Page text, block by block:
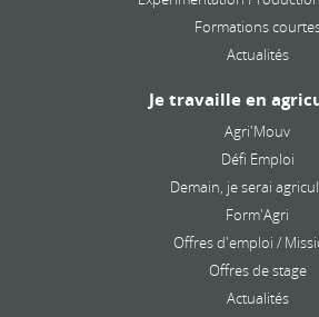
Formations
Actualités
Je travaille en
Agri'Mouv
Défi Emploi
Demain, je serai
Form'Agri
Offres d'emploi /
Offres de stage
Actualités